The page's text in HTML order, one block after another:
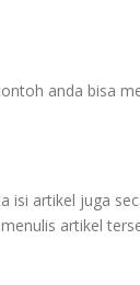
anda bisa
isi artikel juga
artikel